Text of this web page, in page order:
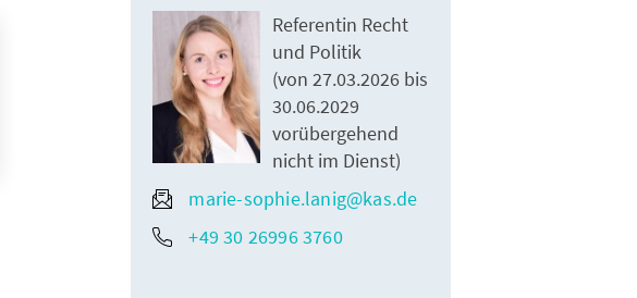
Referentin Recht
und Politik
(von 27.03.2026 bis
30.06.2029
vorübergehend
nicht im Dienst)
marie-sophie.lanig@kas.de
+49 30 26996 3760